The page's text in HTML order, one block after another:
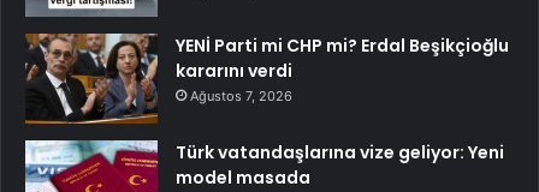
YENİ Parti mi CHP mi? Erdal Beşikçioğlu
kararını verdi
Ağustos 7, 2026
Türk vatandaşlarına vize geliyor: Yeni
model masada